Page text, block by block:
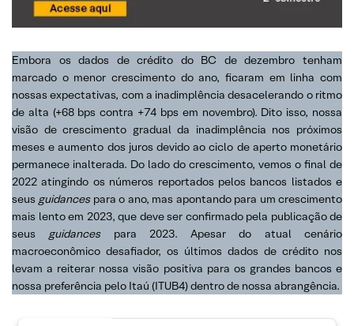
Embora os dados de crédito do BC de dezembro tenham
marcado o menor crescimento do ano, ficaram em linha com
nossas expectativas, com a inadimplência desacelerando o ritmo
de alta (+68 bps contra +74 bps em novembro). Dito isso, nossa
visão de crescimento gradual da inadimplência nos próximos
meses e aumento dos juros devido ao ciclo de aperto monetário
permanece inalterada. Do lado do crescimento, vemos o final de
2022 atingindo os números reportados pelos bancos listados e
seus guidances para o ano, mas apontando para um crescimento
mais lento em 2023, que deve ser confirmado pela publicação de
seus guidances para 2023. Apesar do atual cenário
macroeconômico desafiador, os últimos dados de crédito nos
levam a reiterar nossa visão positiva para os grandes bancos e
nossa preferência pelo Itaú (ITUB4) dentro de nossa abrangência.